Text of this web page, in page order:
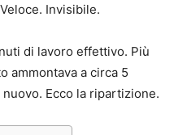
Invisibile.
di lavoro effettivo. Più
ammontava a circa 5
Ecco la ripartizione.